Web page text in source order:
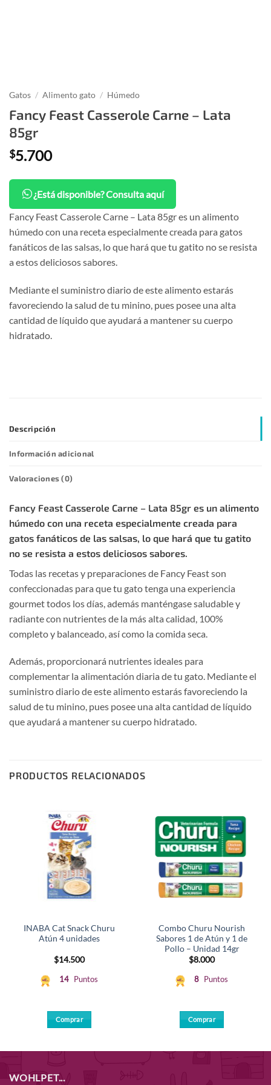
Gatos / Alimento gato / Húmedo
Fancy Feast Casserole Carne – Lata
85gr
$5.700
¿Está disponible? Consulta aquí
Fancy Feast Casserole Carne – Lata 85gr es un alimento
húmedo con una receta especialmente creada para gatos
fanáticos de las salsas, lo que hará que tu gatito no se resista
a estos deliciosos sabores.
Mediante el suministro diario de este alimento estarás
favoreciendo la salud de tu minino, pues posee una alta
cantidad de líquido que ayudará a mantener su cuerpo
hidratado.
Descripción
Información adicional
Valoraciones (0)
Fancy Feast Casserole Carne – Lata 85gr es un alimento
húmedo con una receta especialmente creada para
gatos fanáticos de las salsas, lo que hará que tu gatito
no se resista a estos deliciosos sabores.
Todas las recetas y preparaciones de Fancy Feast son
confeccionadas para que tu gato tenga una experiencia
gourmet todos los días, además manténgase saludable y
radiante con nutrientes de la más alta calidad, 100%
completo y balanceado, así como la comida seca.
Además, proporcionará nutrientes ideales para
complementar la alimentación diaria de tu gato. Mediante el
suministro diario de este alimento estarás favoreciendo la
salud de tu minino, pues posee una alta cantidad de líquido
que ayudará a mantener su cuerpo hidratado.
PRODUCTOS RELACIONADOS
INABA Cat Snack Churu
Atún 4 unidades
$14.500
14 Puntos
Comprar
Combo Churu Nourish
Sabores 1 de Atún y 1 de
Pollo – Unidad 14gr
$8.000
8 Puntos
Comprar
WOHLPET...